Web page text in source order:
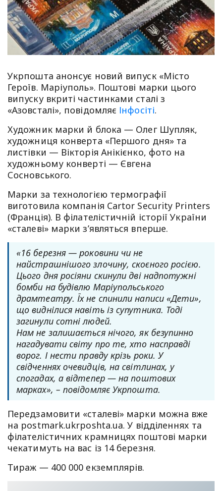
Укрпошта анонсує новий випуск «Місто
Героїв. Маріуполь». Поштові марки цього
випуску вкриті частинками сталі з
«Азовсталі», повідомляє Інфосіті.
Художник марки й блока — Олег Шупляк,
художниця конверта «Першого дня» та
листівки — Вікторія Анікієнко, фото на
художньому конверті — Євгена
Сосновського.
Марки за технологією термографії
виготовила компанія Cartor Security Printers
(Франція). В філателістичній історії України
«сталеві» марки з’являться вперше.
«16 березня — роковини чи не
найстрашнішого злочину, скоєного росією.
Цього дня росіяни скинули дві надпотужні
бомби на будівлю Маріупольського
драмтеатру. Їх не спинили написи «Дети»,
що виднілися навіть із супутника. Тоді
загинули сотні людей.
Нам не залишається нічого, як безупинно
нагадувати світу про те, хто насправді
ворог. І нести правду крізь роки. У
свідченнях очевидців, на світлинах, у
спогадах, а відтепер — на поштових
марках», – повідомляє Укрпошта.
Передзамовити «сталеві» марки можна вже
на postmark.ukrposhta.ua. У відділеннях та
філателістичних крамницях поштові марки
чекатимуть на вас із 14 березня.
Тираж — 400 000 екземплярів.